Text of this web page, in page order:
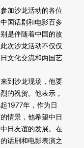
加沙龙活动的各位
国话剧和电影百多
是伴随着中国的改
次沙龙活动不仅仅
文化交流和两国艺
到沙龙现场，他要
的祝贺。他表示，
1977年，作为日
情景，他希望中日
日友谊的发展。在
话剧和电影表演之